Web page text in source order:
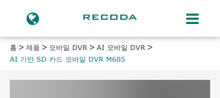
홈 제품 모바일 DVR
AI 모바일 DVR
AI 기반 SD 카드 모바일 DVR M605